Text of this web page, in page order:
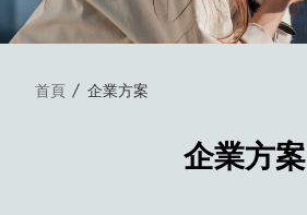
首頁 企業方案
企業方案